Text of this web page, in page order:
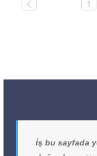
1
İş bu sayfada